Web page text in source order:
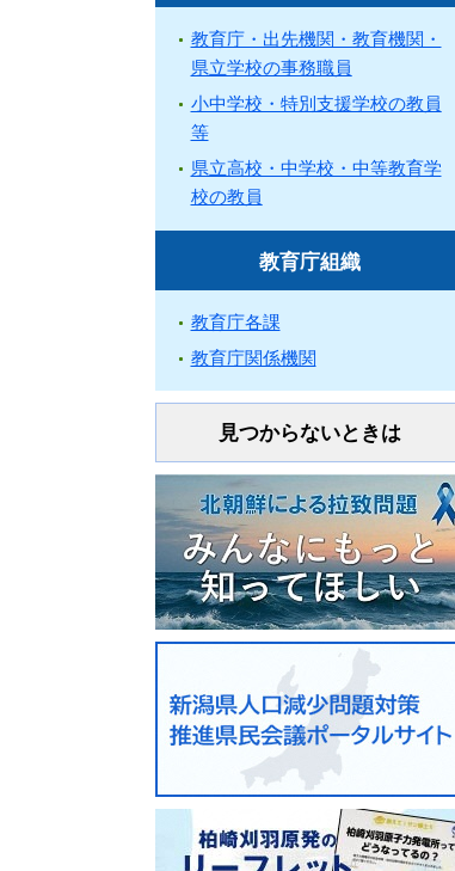
教育庁・出先機関・教育機関・
県立学校の事務職員
小中学校・特別支援学校の教員
等
県立高校・中学校・中等教育学
校の教員
教育庁組織
教育庁各課
教育庁関係機関
見つからないときは